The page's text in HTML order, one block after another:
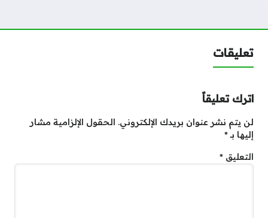
تعليقات
اترك تعليقاً
لن يتم نشر عنوان بريدك الإلكتروني. الحقول الإلزامية مشار
إليها بـ*
التعليق *